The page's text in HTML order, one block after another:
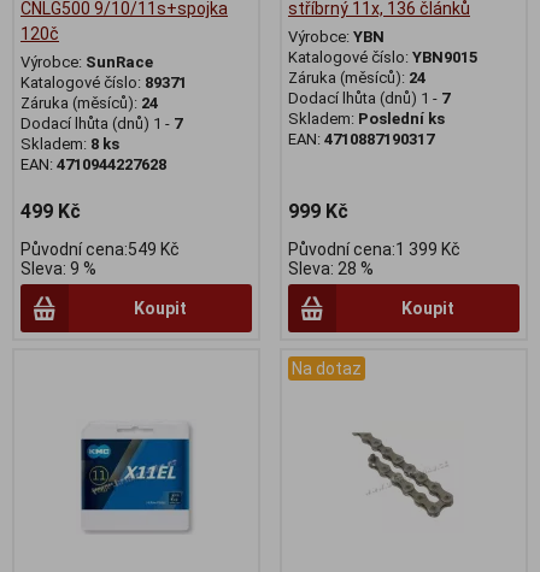
CNLG500 9/10/11s+spojka
120č
Výrobce: SunRace
Katalogové číslo: 89371
Záruka (měsíců): 24
Dodací lhůta (dnů) 1 - 7
Skladem: 8 ks
EAN: 4710944227628
499 Kč
Původní cena:549 Kč
Sleva: 9 %
Koupit
stříbrný 11x, 136 článků
Výrobce: YBN
Katalogové číslo: YBN9015
Záruka (měsíců): 24
Dodací lhůta (dnů) 1 - 7
Skladem: Poslední ks
EAN: 4710887190317
999 Kč
Původní cena:1 399 Kč
Sleva: 28 %
Koupit
Na dotaz